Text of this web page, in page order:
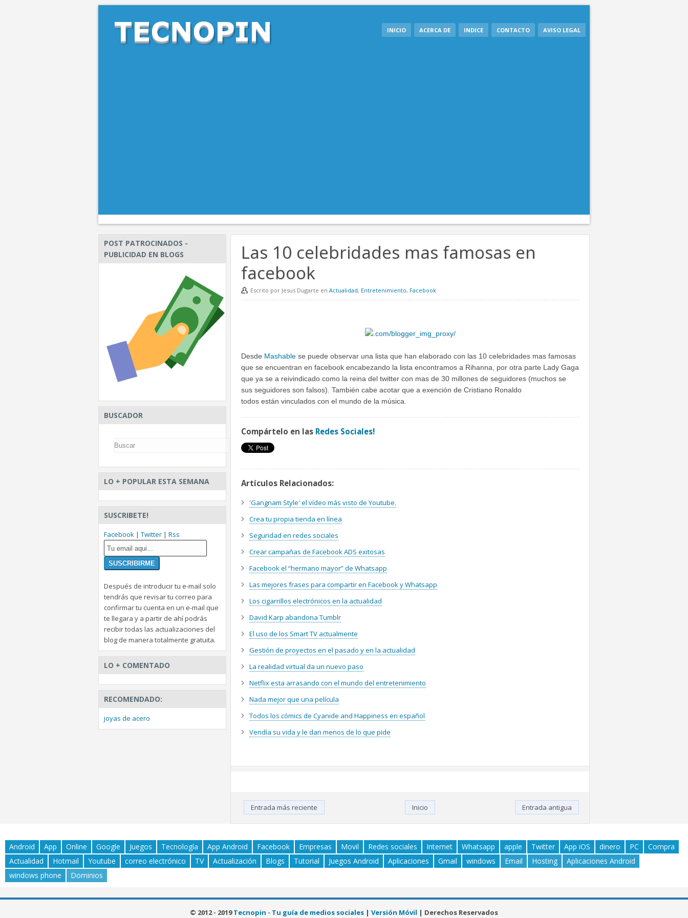
INICIO ACERCA DE INDICE CONTACTO AVISO LEGAL
Las 10 celebridades mas famosas en
facebook
Escrito por Jesus Dugarte en Actualidad, Entretenimiento, Facebook
Desde Mashable se puede observar una lista que han elaborado con las 10 celebridades mas famosas
que se encuentran en facebook encabezando la lista encontramos a Rihanna, por otra parte Lady Gaga
que ya se a reivindicado como la reina del twitter con mas de 30 millones de seguidores (muchos se
sus seguidores son falsos). También cabe acotar que a exención de Cristiano Ronaldo
todos están vinculados con el mundo de la música.
Compártelo en las Redes Sociales!
Artículos Relacionados:
'Gangnam Style' el vídeo más visto de Youtube.
Crea tu propia tienda en línea
Seguridad en redes sociales
Crear campañas de Facebook ADS exitosas
Facebook el “hermano mayor” de Whatsapp
Las mejores frases para compartir en Facebook y Whatsapp
Los cigarrillos electrónicos en la actualidad
David Karp abandona Tumblr
El uso de los Smart TV actualmente
Gestión de proyectos en el pasado y en la actualidad
La realidad virtual da un nuevo paso
Netflix esta arrasando con el mundo del entretenimiento
Nada mejor que una película
Todos los cómics de Cyanide and Happiness en español
Vendía su vida y le dan menos de lo que pide
Entrada más reciente Entrada antigua
Inicio
POST PATROCINADOS -
PUBLICIDAD EN BLOGS
BUSCADOR
LO + POPULAR ESTA SEMANA
SUSCRIBETE!
Facebook | Twitter | Rss
Después de introducir tu e-mail solo
tendrás que revisar tu correo para
confirmar tu cuenta en un e-mail que
te llegara y a partir de ahí podrás
recibir todas las actualizaciones del
blog de manera totalmente gratuita.
LO + COMENTADO
RECOMENDADO:
joyas de acero
Android App Online Google Juegos Tecnología App Android Facebook Empresas Movil Redes sociales Internet Whatsapp apple Twitter App iOS dinero PC
Compra
Actualidad
Hotmail Youtube correo electrónico TV Actualización Blogs Tutorial Juegos Android Aplicaciones Gmail windows Email Hosting
Aplicaciones Android
windows phone
Dominios
© 2012 - 2019Tecnopin - Tu guía de medios sociales | Versión Móvil | Derechos Reservados